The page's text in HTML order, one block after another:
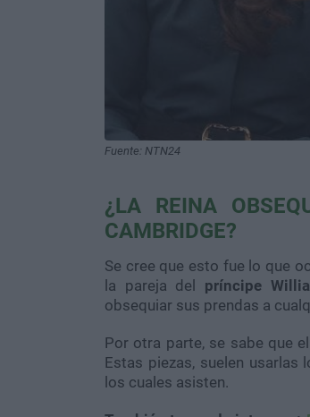
Fuente: NTN24
¿LA REINA
CAMBRIDGE?
Se cree que esto fue lo que
la pareja del príncipe
obsequiar sus prendas a
Por otra parte, se sabe que el
Estas piezas, suelen
los cuales asisten.